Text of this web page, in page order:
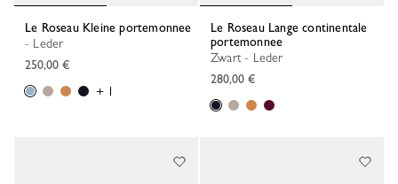
Le Roseau Kleine portemonnee
- Leder
250,00 €
+ 1
Le Roseau Lange continentale
portemonnee
Zwart - Leder
280,00 €